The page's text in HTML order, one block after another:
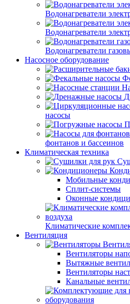
Водонагреватели
Водонагреватели
Водонагреватели
Насосное оборудование
насосы
фонтанов и бассеинов
Климатическая техника
Мобильные
Сплит-системы
Оконные
Климатические
Вентиляция
Вентиляторы
Вытяжные
Вентиляторы
Канальные